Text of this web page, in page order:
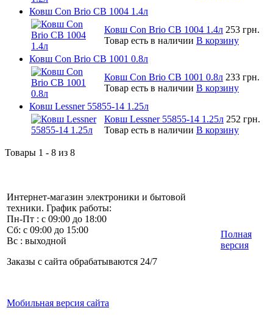
Ковш Con Brio CB 1004 1.4л
Ковш Con Brio CB 1004 1.4л 253 грн.
Товар есть в наличии В корзину
Ковш Con Brio CB 1001 0.8л
Ковш Con Brio CB 1001 0.8л 233 грн.
Товар есть в наличии В корзину
Ковш Lessner 55855-14 1.25л
Ковш Lessner 55855-14 1.25л 252 грн.
Товар есть в наличии В корзину
Товары 1 - 8 из 8
Интернет-магазин электроники и бытовой
техники. График работы:
Пн-Пт : с 09:00 до 18:00
Сб: с 09:00 до 15:00
Вс : выходной
Заказы с сайта обрабатываются 24/7
Мобильная версия сайта
Полная
версия